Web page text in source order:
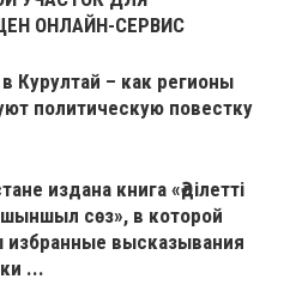
ОНЛАЙН-СЕРВИС
Курултай – как регионы
политическую повестку
издана книга «Әділетті
шыншыл сөз», в которой
избранные высказывания
...